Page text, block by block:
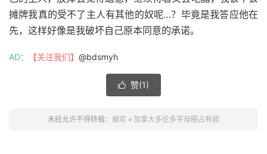
摊牌我真的受不了主人有其他的奴呢…？毕竟是我答应他在
先，这样好像是我破坏自己原本同意的承诺。
AD： 【关注我们】 @bdsmyh
 赞(1)
未经允许不得转载： 瘾欢 » 加拿大多伦多字母圈占有欲